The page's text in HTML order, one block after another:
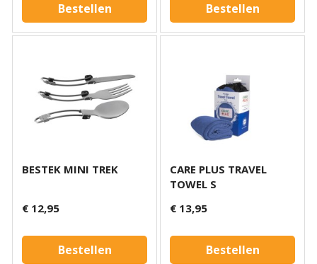
Bestellen Bestellen
BESTEK MINI TREK
€ 12,95
Bestellen
CARE PLUS TRAVEL
TOWEL S
€ 13,95
Bestellen